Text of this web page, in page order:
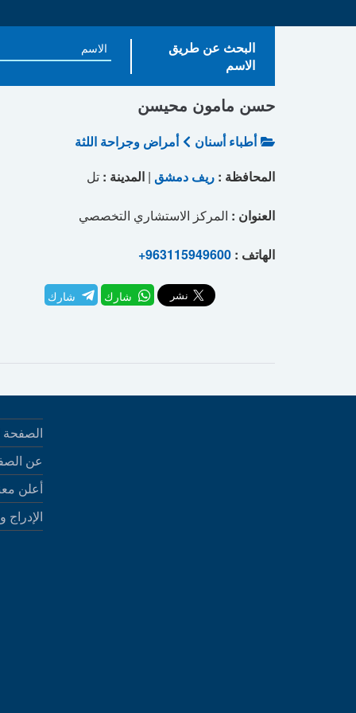
البحث عن طريق
الاسم
حسن مامون محيسن
أطباء أسنان
أمراض وجراحة اللثة
المحافظة : ريف دمشق | المدينة : تل
العنوان : المركز الاستشاري التخصصي
الهاتف : +963115949600
شارك شارك
الصفحة
عن
أعلن
الإدراج